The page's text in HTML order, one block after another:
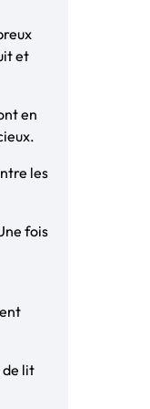
et
en
les
fois
de lit